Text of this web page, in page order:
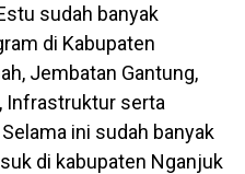
sudah banyak
di Kabupaten
Jembatan Gantung,
Infrastruktur serta
ini sudah banyak
di kabupaten Nganjuk